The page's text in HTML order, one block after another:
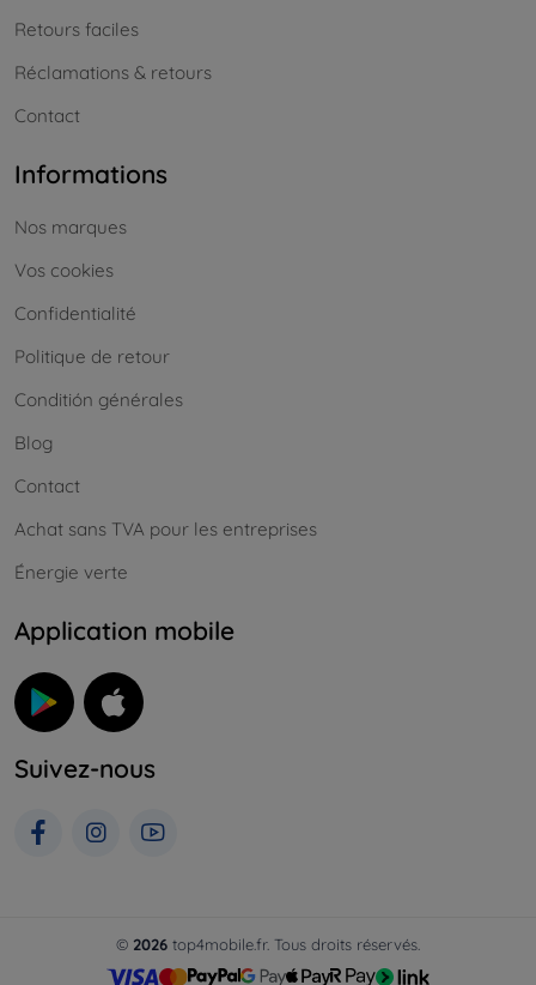
Retours faciles
Réclamations & retours
Contact
Informations
Nos marques
Vos cookies
Confidentialité
Politique de retour
Conditión générales
Blog
Contact
Achat sans TVA pour les entreprises
Énergie verte
Application mobile
Suivez-nous
© 2026 top4mobile.fr. Tous droits réservés.